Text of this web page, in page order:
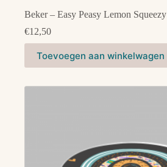
Beker – Easy Peasy Lemon Squeezy
€12,50
Toevoegen aan winkelwagen